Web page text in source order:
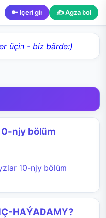
🔑 Içeri gir ✍️ Agza bol
üçin - biz bärde:)
njy bölüm
10-njy bölüm
HАÝADАMY?